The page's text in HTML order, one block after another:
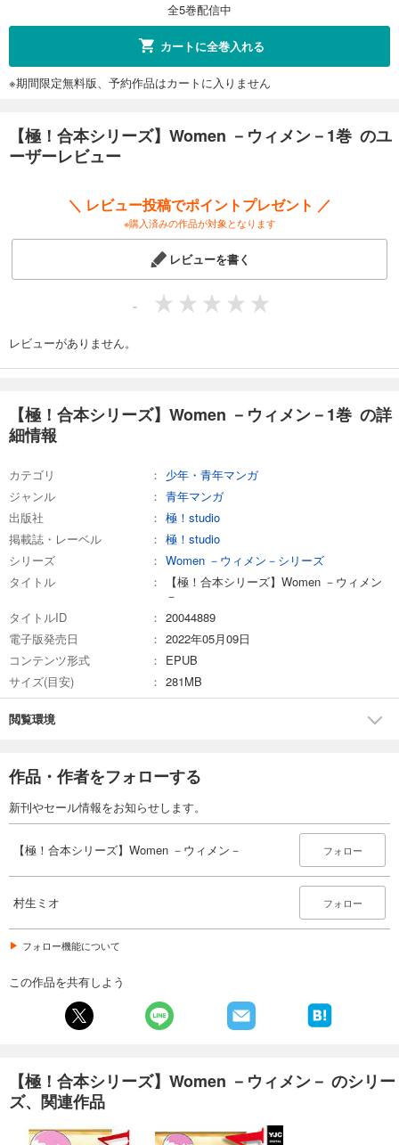
全5巻配信中
カートに全巻入れる
※期間限定無料版、予約作品はカートに入りません
【極！合本シリーズ】Women －ウィメン－1巻 のユ
ーザーレビュー
＼ レビュー投稿でポイントプレゼント ／
※購入済みの作品が対象となります
レビューを書く
-
レビューがありません。
【極！合本シリーズ】Women －ウィメン－1巻 の詳
細情報
カテゴリ
少年・青年マンガ
ジャンル
青年マンガ
出版社
極！studio
掲載誌・レーベル
極！studio
シリーズ
Women －ウィメン－シリーズ
タイトル
【極！合本シリーズ】Women －ウィメン
－
タイトルID
20044889
電子版発売日
2022年05月09日
コンテンツ形式
EPUB
サイズ(目安)
281MB
閲覧環境
作品・作者をフォローする
新刊やセール情報をお知らせします。
【極！合本シリーズ】Women －ウィメン－ フォロー
村生ミオ フォロー
フォロー機能について
この作品を共有しよう
【極！合本シリーズ】Women －ウィメン－ のシリー
ズ、関連作品